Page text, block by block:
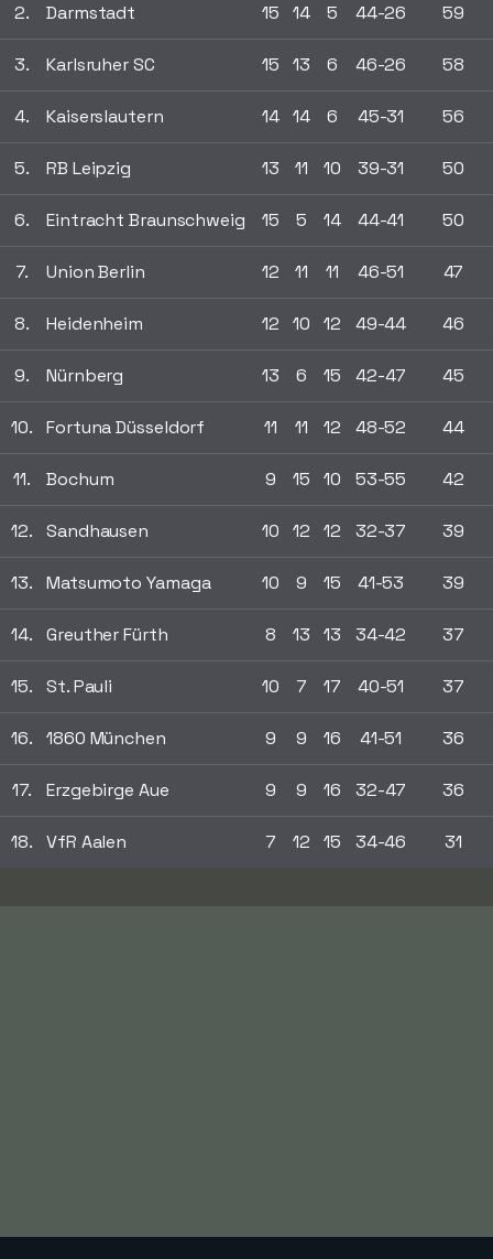
2. Darmstadt 15 14 5 44-26 59
3. Karlsruher SC 15 13 6 46-26 58
4. Kaiserslautern 14 14 6 45-31 56
5. RB Leipzig 13 11 10 39-31 50
6. Eintracht Braunschweig 15 5 14 44-41 50
7. Union Berlin 12 11 11 46-51 47
8. Heidenheim 12 10 12 49-44 46
9. Nürnberg 13 6 15 42-47 45
10. Fortuna Düsseldorf 11 11 12 48-52 44
11. Bochum 9 15 10 53-55 42
12. Sandhausen 10 12 12 32-37 39
13. Matsumoto Yamaga 10 9 15 41-53 39
14. Greuther Fürth 8 13 13 34-42 37
15. St. Pauli 10 7 17 40-51 37
16. 1860 München 9 9 16 41-51 36
17. Erzgebirge Aue 9 9 16 32-47 36
18. VfR Aalen 7 12 15 34-46 31